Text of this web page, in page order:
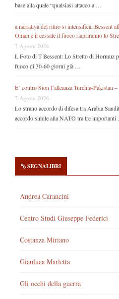
base alla quale “qualsiasi attacco a …
a narrativa del ritiro si intensifica: Bessent
Oman e il cessate il fuoco riapriranno lo
7 Agosto 2026
L Foto di T Bessent: Lo Stretto di Hormuz
fuoco di 30-60 giorni già …
E’ contro Sion l’alleanza Turchia-Pakistan –
7 Agosto 2026
Lo strano accordo di difesa tra Arabia
accordo simile alla NATO tra tre
SEGNALIBRI
Andrea Carancini
Centro Studi Giuseppe Federici
Costanza Miriano
Gianluca Marletta
Gli occhi della guerra